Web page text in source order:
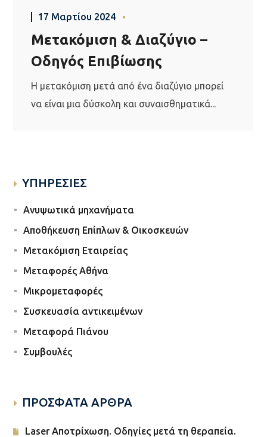
17 Μαρτίου 2024
Μετακόμιση & Διαζύγιο –
Οδηγός Επιβίωσης
Η μετακόμιση μετά από ένα διαζύγιο μπορεί
να είναι μια δύσκολη και συναισθηματικά...
ΥΠΗΡΕΣΙΕΣ
Ανυψωτικά μηχανήματα
Αποθήκευση Επίπλων & Οικοσκευών
Μετακόμιση Εταιρείας
Μεταφορές Αθήνα
Μικρομεταφορές
Συσκευασία αντικειμένων
Μεταφορά Πιάνου
Συμβουλές
ΠΡΟΣΦΑΤΑ ΑΡΘΡΑ
Laser Αποτρίχωση. Οδηγίες μετά τη θεραπεία.